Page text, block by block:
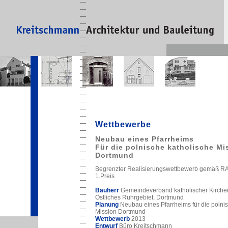
Wettbewerbe
Neubau eines Pfarrheims
Für die polnische katholische
Dortmund
Begrenzter Realisierungswettbewerb gemäß
1.Preis
Bauherr Gemeindeverband katholischer
Östliches Ruhrgebiet, Dortmund
Planung Neubau eines Pfarrheims für die
Mission Dortmund
Wettbewerb 2013
Entwurf Büro Kreitschmann